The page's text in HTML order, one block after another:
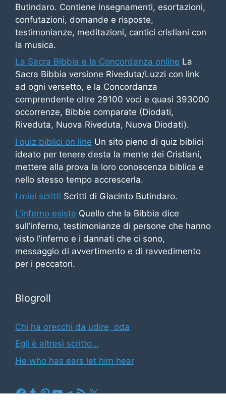
Butindaro. Contiene insegnamenti, esortazioni,
confutazioni, domande e risposte,
testimonianze, meditazioni, cantici cristiani con
la musica.
La Sacra Bibbia e la Concordanza online La
Sacra Bibbia versione Riveduta/Luzzi con link
ad ogni versetto, e la Concordanza
comprendente oltre 29100 voci e quasi 393000
occorrenze, Bibbie comparate (Diodati,
Riveduta, Nuova Riveduta, Nuova Diodati).
I quiz biblici on line Un sito pieno di quiz biblici
ideato per tenere desta la mente dei Cristiani,
mettere alla prova la loro conoscenza biblica e
nello stesso tempo accrescerla.
I miei scritti Scritti di Giacinto Butindaro.
L'inferno esiste Quello che la Bibbia dice
sull’inferno, testimonianze di persone che hanno
visto l’inferno e i dannati che ci sono,
messaggio di avvertimento e di ravvedimento
per i peccatori.
Blogroll
Chi ha orecchi da udire, oda
Egli è altresì scritto…
He who has ears let him hear
Facebook
Tumblr
Pinterest
YouTube
Telegram
Feed RSS
X